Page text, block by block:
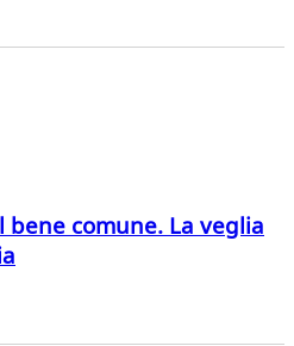
comune. La veglia